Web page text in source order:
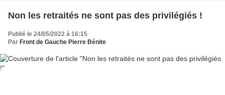
Non les retraités ne sont pas des privilégiés !
Publié le 24/05/2022 à 16:15
Par Front de Gauche Pierre Bénite